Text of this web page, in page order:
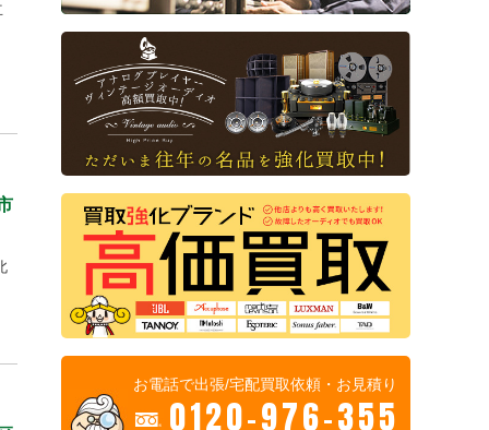
お電話で出張/宅配買取依頼・お見積り
0120-976-355